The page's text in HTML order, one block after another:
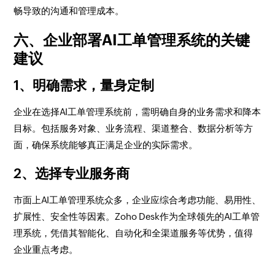
畅导致的沟通和管理成本。
六、企业部署AI工单管理系统的关键
建议
1、明确需求，量身定制
企业在选择AI工单管理系统前，需明确自身的业务需求和降本
目标。包括服务对象、业务流程、渠道整合、数据分析等方
面，确保系统能够真正满足企业的实际需求。
2、选择专业服务商
市面上AI工单管理系统众多，企业应综合考虑功能、易用性、
扩展性、安全性等因素。Zoho Desk作为全球领先的AI工单管
理系统，凭借其智能化、自动化和全渠道服务等优势，值得
企业重点考虑。